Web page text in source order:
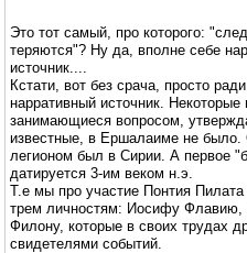
Это тот самый, про которого:
теряются"? Ну да, вполне себе
источник....
Кстати, вот без срача, просто
нарративный источник. Некоторые
занимающиеся вопросом,
известные, в Ершалаиме не было.
легионом был в Сирии. А первое
датируется 3-им веком н.э.
Т.е мы про участие Понтия
трем личностям: Иосифу Флавию,
Филону, которые в своих трудах
свидетелями событий.